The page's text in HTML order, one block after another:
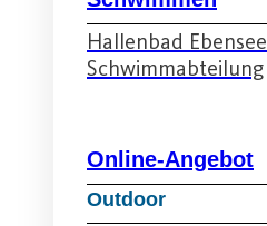
Hallenbad Ebensee
Schwimmabteilung
Online-Angebot
Outdoor